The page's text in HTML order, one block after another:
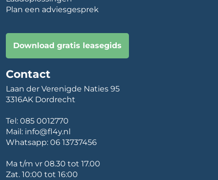
Plan een adviesgesprek
Download gratis leasegids
Contact
Laan der Verenigde Naties 95
3316AK Dordrecht
Tel: 085 0012770
Mail: info@fl4y.nl
Whatsapp: 06 13737456
Ma t/m vr 08.30 tot 17.00
Zat. 10:00 tot 16:00